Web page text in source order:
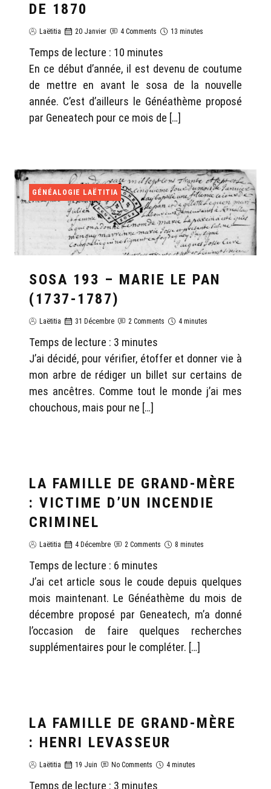
DE 1870
Laëtitia 20 Janvier 4 Comments 13 minutes
Temps de lecture : 10 minutes
En ce début d’année, il est devenu de coutume
de mettre en avant le sosa de la nouvelle
année. C’est d’ailleurs le Généathème proposé
par Geneatech pour ce mois de […]
GÉNÉALOGIE LAËTITIA
SOSA 193 – MARIE LE PAN
(1737-1787)
Laëtitia 31 Décembre 2 Comments 4 minutes
Temps de lecture : 3 minutes
J’ai décidé, pour vérifier, étoffer et donner vie à
mon arbre de rédiger un billet sur certains de
mes ancêtres. Comme tout le monde j’ai mes
chouchous, mais pour ne […]
GÉNÉALOGIE LAËTITIA
LA FAMILLE DE GRAND-MÈRE
: VICTIME D’UN INCENDIE
CRIMINEL
Laëtitia 4 Décembre 2 Comments 8 minutes
Temps de lecture : 6 minutes
J’ai cet article sous le coude depuis quelques
mois maintenant. Le Généathème du mois de
décembre proposé par Geneatech, m’a donné
l’occasion de faire quelques recherches
supplémentaires pour le compléter. […]
GÉNÉALOGIE LAËTITIA
LA FAMILLE DE GRAND-MÈRE
: HENRI LEVASSEUR
Laëtitia 19 Juin No Comments 4 minutes
Temps de lecture : 3 minutes